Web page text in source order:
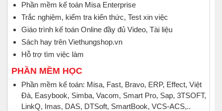
Phần mềm kế toán Misa Enterprise
Trắc nghiệm, kiểm tra kiến thức, Test xin việc
Giáo trình kế toán Online đầy đủ Video, Tài liệu
Sách hay trên Viethungshop.vn
Hỗ trợ tìm việc làm
PHẦN MỀM HỌC
Phần mềm kế toán: Misa, Fast, Bravo, ERP, Effect, Việt
Đà, Easybook, Simba, Vacom, Smart Pro, Sap, 3TSOFT,
LinkQ, Imas, DAS, DTSoft, SmartBook, VCS-ACS,..